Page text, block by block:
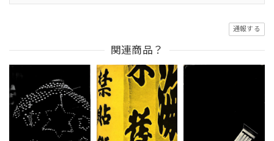
通報する
関連商品？